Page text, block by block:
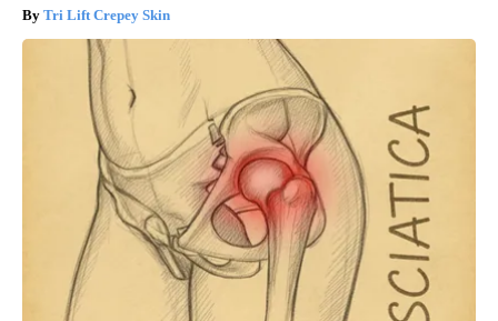
Tri Lift Crepey Skin